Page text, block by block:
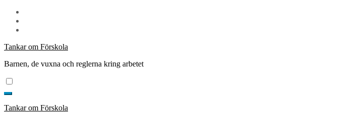
Tankar om Förskola
Barnen, de vuxna och reglerna kring arbetet
Tankar om Förskola